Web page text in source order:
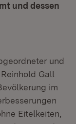
und dessen
und
Gall
im
Eitelkeiten,